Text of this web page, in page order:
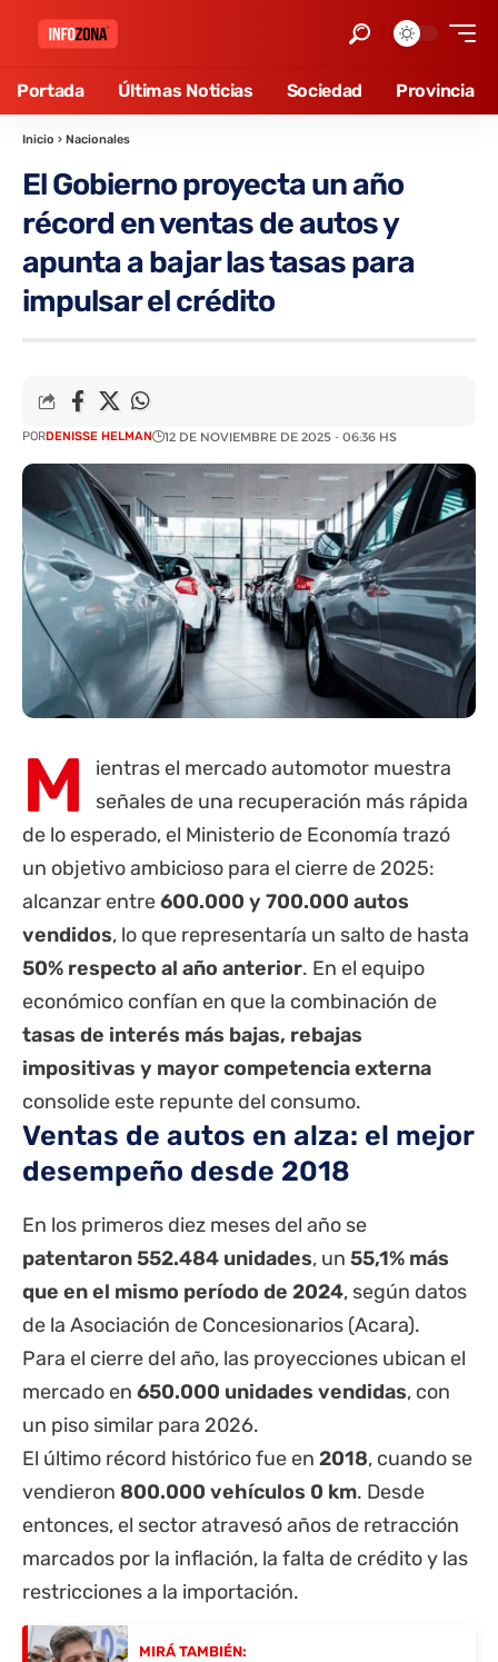
Portada Últimas Noticias Sociedad Provincia
Inicio › Nacionales
El Gobierno proyecta un año
récord en ventas de autos y
apunta a bajar las tasas para
impulsar el crédito
PORDENISSE HELMAN 12 DE NOVIEMBRE DE 2025 - 06:36 HS
M
ientras el mercado automotor muestra
señales de una recuperación más rápida
de lo esperado, el Ministerio de Economía trazó
un objetivo ambicioso para el cierre de 2025:
alcanzar entre600.000 y 700.000 autos
vendidos, lo que representaría un salto de hasta
50% respecto al año anterior. En el equipo
económico confían en que la combinación de
tasas de interés más bajas, rebajas
impositivas y mayor competencia externa
consolide este repunte del consumo.
Ventas de autos en alza: el mejor
desempeño desde 2018
En los primeros diez meses del año se
patentaron 552.484 unidades, un 55,1% más
que en el mismo período de 2024, según datos
de la Asociación de Concesionarios (Acara).
Para el cierre del año, las proyecciones ubican el
mercado en 650.000 unidades vendidas, con
un piso similar para 2026.
El último récord histórico fue en 2018, cuando se
vendieron 800.000 vehículos 0 km. Desde
entonces, el sector atravesó años de retracción
marcados por la inflación, la falta de crédito y las
restricciones a la importación.
MIRÁ TAMBIÉN: